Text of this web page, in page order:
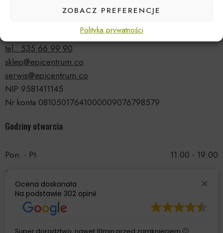
ZOBACZ PREFERENCJE
Polityka prywatności
Michał Domański
tel.: 535 66 99 90
sklep@epicentrum.co
serwis@epicentrum.co
NIP 9581411145
Nr konta 08105017641000009076798579
Godziny otwarcia
Pon. - Pt.
11:00 - 19:00
Sobota
Niedziela
Ocena doskonała
Na podstawie 302 opinii
Super doradztwo, nawet 10min przed zamknięciem 🙂